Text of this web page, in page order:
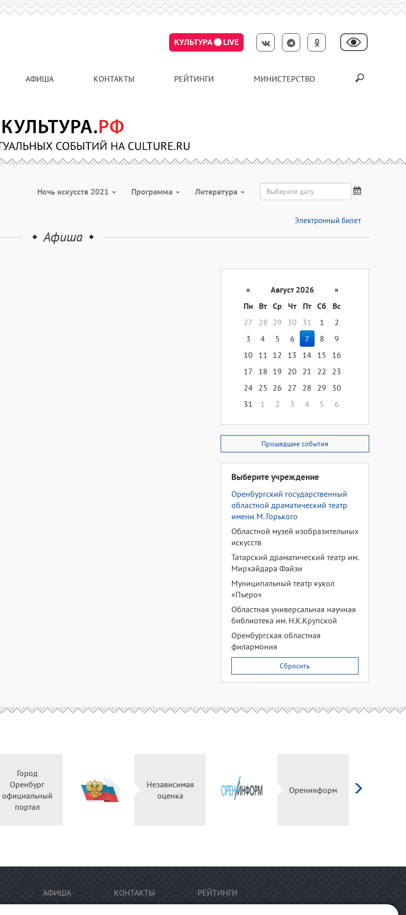
КУЛЬТУРА LIVE
АФИША КОНТАКТЫ РЕЙТИНГИ МИНИСТЕРСТВО
Ночь искусств 2021 Программа Литература
Электронный билет
Афиша
« Август 2026
»
Пн
Вт Ср Чт Пт Сб
Вс
27
28 29 30 31 1
2
3
4 5 6 7 8
9
10
11 12 13 14 15
16
17
18 19 20 21 22
23
24 25 26 27 28 29
30
31
1 2 3 4 5 6
Прошедшие события
Выберите учреждение
Оренбургский государственный
областной драматический театр
имени М. Горького
Областной музей изобразительных
искусств
Татарский драматический театр им.
Мирхайдара Файзи
Муниципальный театр кукол
«Пьеро»
Областная универсальная научная
библиотека им. Н.К.Крупской
Оренбургская областная
филармония
Сбросить
Город
Оренбург
официальный
портал
Независимая
оценка
Оренинформ
АФИША КОНТАКТЫ РЕЙТИНГИ